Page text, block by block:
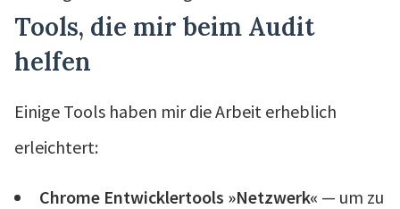
Tools, die mir beim Audit
helfen
Einige Tools haben mir die Arbeit erheblich
erleichtert:
Chrome Entwicklertools »Netzwerk« — um zu